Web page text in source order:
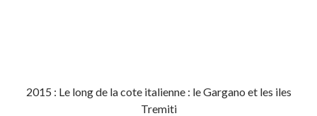
2015 : Le long de la cote italienne : le Gargano et les iles
Tremiti